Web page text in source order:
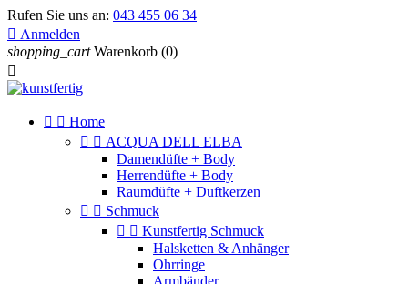
Rufen Sie uns an: 043 455 06 34
 Anmelden
shopping_cart Warenkorb (0)

  Home
  ACQUA DELL ELBA
Damendüfte + Body
Herrendüfte + Body
Raumdüfte + Duftkerzen
  Schmuck
  Kunstfertig Schmuck
Halsketten & Anhänger
Ohrringe
Armbänder